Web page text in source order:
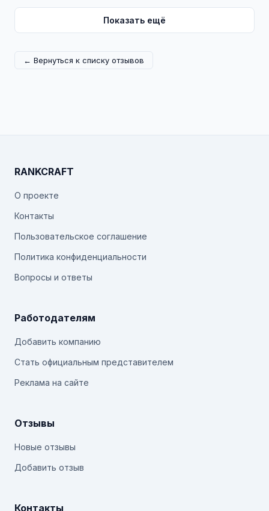
Показать ещё
← Вернуться к списку отзывов
RANKCRAFT
О проекте
Контакты
Пользовательское соглашение
Политика конфиденциальности
Вопросы и ответы
Работодателям
Добавить компанию
Стать официальным представителем
Реклама на сайте
Отзывы
Новые отзывы
Добавить отзыв
Контакты